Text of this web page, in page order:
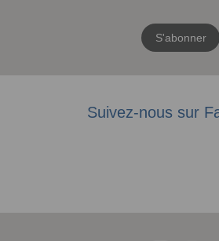
S'abonner
Suivez-nous sur